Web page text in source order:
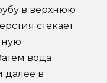
в верхнюю
стекает
вода
далее в